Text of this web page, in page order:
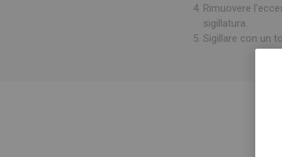
Rimuovere
sigillatura.
Sigillare con un